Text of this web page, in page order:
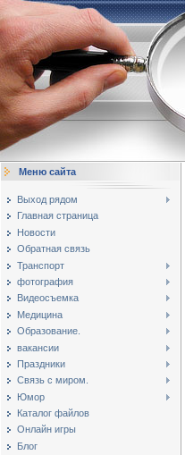
Меню сайта
Выход рядом
Главная страница
Новости
Обратная связь
Транспорт
фотография
Видеосъемка
Медицина
Образование.
вакансии
Праздники
Связь с миром.
Юмор
Каталог файлов
Онлайн игры
Блог